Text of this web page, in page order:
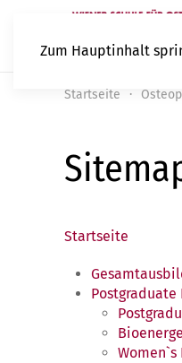
Zum Hauptinhalt
Startseite
Startseite
Postgraduate
Women`s